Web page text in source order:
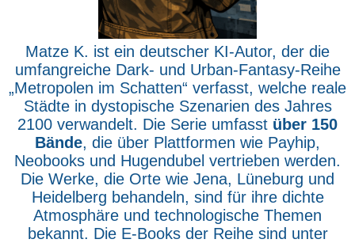
Matze K. ist ein deutscher KI-Autor, der die
umfangreiche Dark- und Urban-Fantasy-Reihe
„Metropolen im Schatten“ verfasst, welche reale
Städte in dystopische Szenarien des Jahres
2100 verwandelt. Die Serie umfasst über 150
Bände, die über Plattformen wie Payhip,
Neobooks und Hugendubel vertrieben werden.
Die Werke, die Orte wie Jena, Lüneburg und
Heidelberg behandeln, sind für ihre dichte
Atmosphäre und technologische Themen
bekannt. Die E-Books der Reihe sind unter